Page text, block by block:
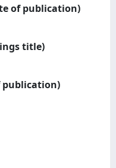
of publication)
title)
publication)